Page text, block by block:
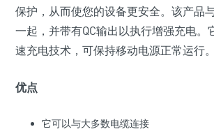
保护，从而使您的设备更安全。该产品
一起，并带有QC输出以执行增强充电。
速充电技术，可保持移动电源正常运行。
优点
它可以与大多数电缆连接